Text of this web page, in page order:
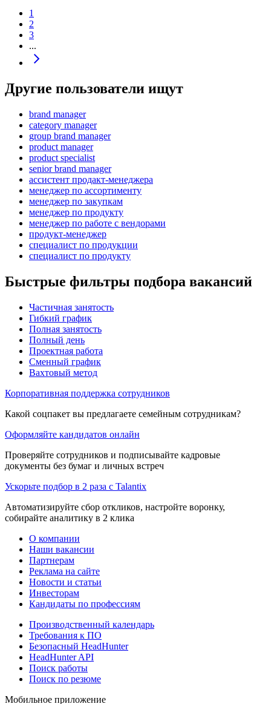
1
2
3
...
Другие пользователи ищут
brand manager
category manager
group brand manager
product manager
product specialist
senior brand manager
ассистент продакт-менеджера
менеджер по ассортименту
менеджер по закупкам
менеджер по продукту
менеджер по работе с вендорами
продукт-менеджер
специалист по продукции
специалист по продукту
Быстрые фильтры подбора вакансий
Частичная занятость
Гибкий график
Полная занятость
Полный день
Проектная работа
Сменный график
Вахтовый метод
Корпоративная поддержка сотрудников
Какой соцпакет вы предлагаете семейным сотрудникам?
Оформляйте кандидатов онлайн
Проверяйте сотрудников и подписывайте кадровые
документы без бумаг и личных встреч
Ускорьте подбор в 2 раза с Talantix
Автоматизируйте сбор откликов, настройте воронку,
собирайте аналитику в 2 клика
О компании
Наши вакансии
Партнерам
Реклама на сайте
Новости и статьи
Инвесторам
Кандидаты по профессиям
Производственный календарь
Требования к ПО
Безопасный HeadHunter
HeadHunter API
Поиск работы
Поиск по резюме
Мобильное приложение